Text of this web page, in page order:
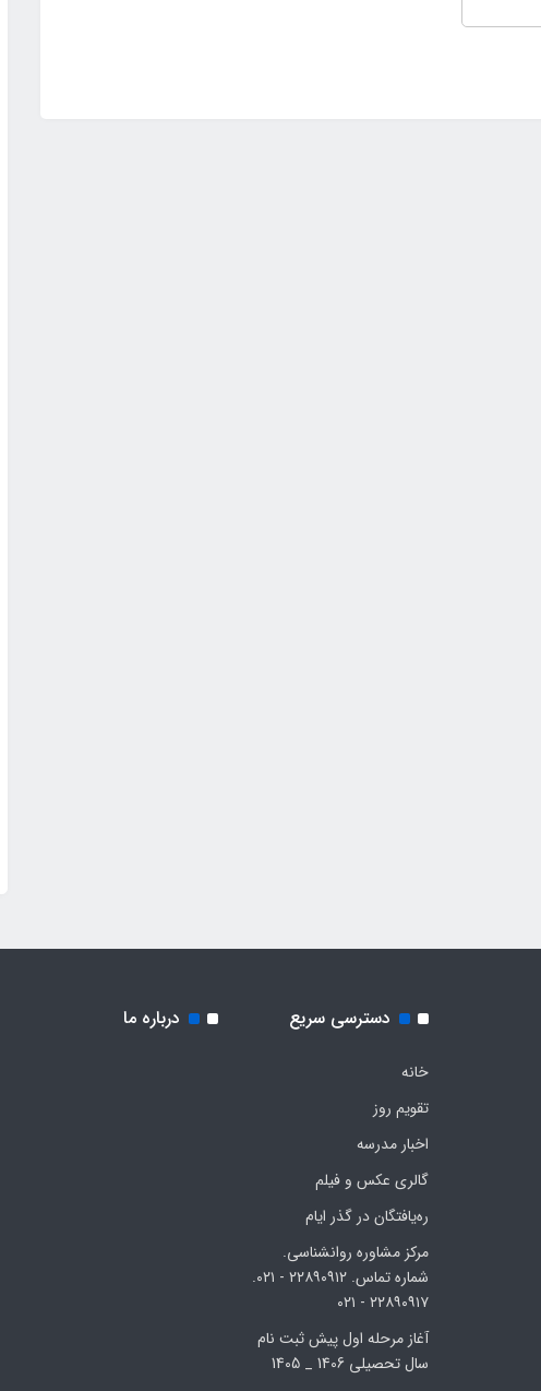
دسترسی سریع
خانه
تقویم روز
اخبار مدرسه
گالری عکس و فیلم
ره‌یافتگان در گذر ایام
مرکز مشاوره روانشناسی.
شماره تماس. ۲۲۸۹۰۹۱۲ - ۰۲۱.
۲۲۸۹۰۹۱۷ - ۰۲۱
آغاز مرحله اول پیش ثبت نام
سال تحصیلی 1406 _ 1405
درباره ما